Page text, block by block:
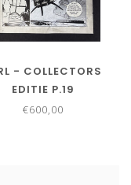
- COLLECTORS
EDITIE P.19
€600,00